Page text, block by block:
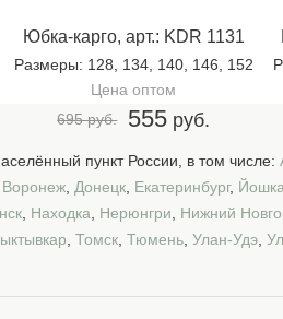
Юбка-карго, арт.: KDR 1131
Размеры: 128, 134, 140, 146, 152
Цена оптом
695 руб.
555 руб.
пункт России, в том числе:
Воронеж Донецк Екатеринбург,
Находка Нерюнгри Нижний
Томск Тюмень Улан-Удэ